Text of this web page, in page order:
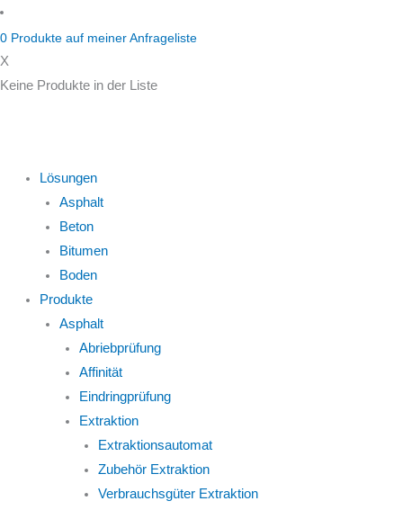
Zum
Inhalt
springen
0 Produkte auf meiner Anfrageliste
X
Keine Produkte in der Liste
Lösungen
Asphalt
Beton
Bitumen
Boden
Produkte
Asphalt
Abriebprüfung
Affinität
Eindringprüfung
Extraktion
Extraktionsautomat
Zubehör Extraktion
Verbrauchsgüter Extraktion